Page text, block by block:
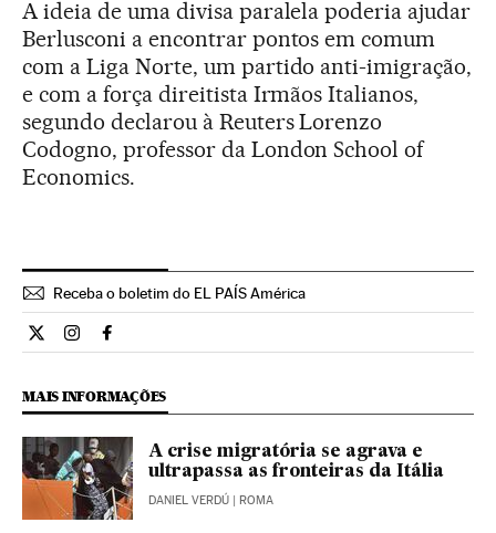
A ideia de uma divisa paralela poderia ajudar
Berlusconi a encontrar pontos em comum
com a Liga Norte, um partido anti-imigração,
e com a força direitista Irmãos Italianos,
segundo declarou à Reuters Lorenzo
Codogno, professor da London School of
Economics.
Receba o boletim do EL PAÍS América
Internacional El País Brasil en Twitter
Internacional El País Brasil en Instagram
Internacional El País Brasil en Facebook
MAIS INFORMAÇÕES
A crise migratória se agrava e
ultrapassa as fronteiras da Itália
DANIEL VERDÚ | ROMA